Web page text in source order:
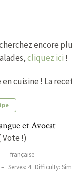
encore
cliquez ici !
cuisine ! La
et Avocat
Vote !)
– française
– Serves: 4 Difficulty: